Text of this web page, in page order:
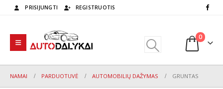
PRISIJUNGTI REGISTRUOTIS
0
NAMAI PARDUOTUVĖ AUTOMOBILIŲ DAŽYMAS GRUNTAS